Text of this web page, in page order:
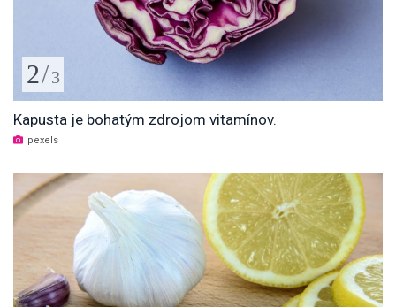
2/3
Kapusta je bohatým zdrojom vitamínov.
pexels